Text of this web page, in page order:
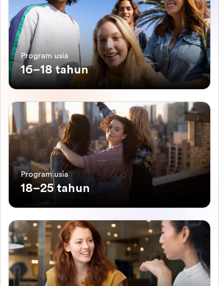
Program usia
16–18 tahun
Program usia
18–25 tahun